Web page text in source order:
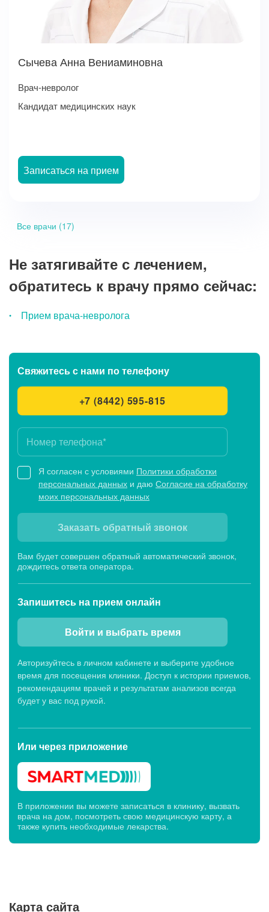
Сычева Анна Вениаминовна
Врач-невролог
Кандидат медицинских наук
Записаться на прием
Все врачи (17)
Не затягивайте с лечением,
обратитесь к врачу прямо сейчас:
Прием врача-невролога
Свяжитесь с нами по телефону
+7 (8442) 595-815
Я согласен с условиями Политики обработки
персональных данных и даю Согласие на обработку
моих персональных данных
Заказать обратный звонок
Вам будет совершен обратный автоматический звонок,
дождитесь ответа оператора.
Запишитесь на прием онлайн
Войти и выбрать время
Авторизуйтесь в личном кабинете и выберите удобное
время для посещения клиники. Доступ к истории приемов,
рекомендациям врачей и результатам анализов всегда
будет у вас под рукой.
Или через приложение
В приложении вы можете записаться в клинику, вызвать
врача на дом, посмотреть свою медицинскую карту, а
также купить необходимые лекарства.
Карта сайта